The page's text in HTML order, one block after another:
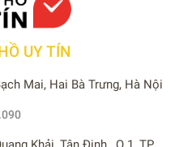
UY TÍN
Mai, Hai Bà Trưng, Hà Nội